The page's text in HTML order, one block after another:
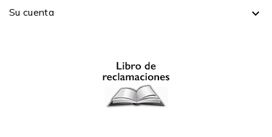
Su cuenta 